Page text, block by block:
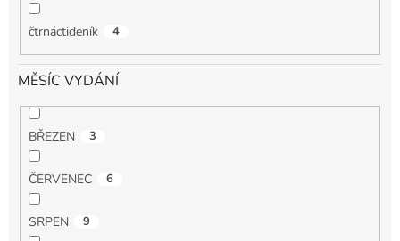
čtrnáctideník 4
MĚSÍC VYDÁNÍ
BŘEZEN 3
ČERVENEC 6
SRPEN 9